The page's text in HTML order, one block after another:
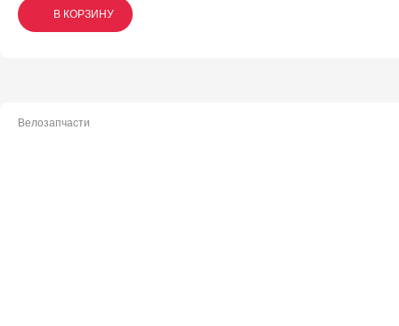
В КОРЗИНУ
В КОРЗИНУ
В КОРЗИНУ
Велозапчасти